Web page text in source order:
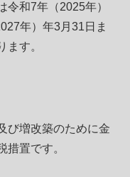
令和7年（2025年）
年）年3月31日ま
ます。
び増改築のために金
措置です。